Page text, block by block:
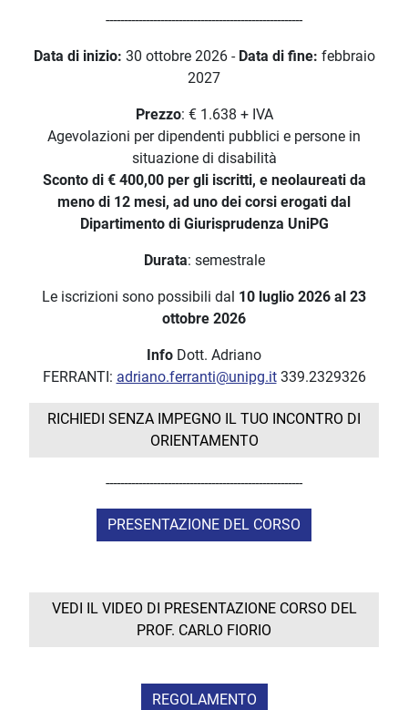
------------------------------------------------------
Data di inizio: 30 ottobre 2026 - Data di fine: febbraio
2027
Prezzo: € 1.638 + IVA
Agevolazioni per dipendenti pubblici e persone in
situazione di disabilità
Sconto di € 400,00 per gli iscritti, e neolaureati da
meno di 12 mesi, ad uno dei corsi erogati dal
Dipartimento di Giurisprudenza UniPG
Durata: semestrale
Le iscrizioni sono possibili dal 10 luglio 2026 al 23
ottobre 2026
Info Dott. Adriano
FERRANTI: adriano.ferranti@unipg.it339.2329326
RICHIEDI SENZA IMPEGNO IL TUO INCONTRO DI
ORIENTAMENTO
------------------------------------------------------
PRESENTAZIONE DEL CORSO
VEDI IL VIDEO DI PRESENTAZIONE CORSO DEL
PROF. CARLO FIORIO
REGOLAMENTO